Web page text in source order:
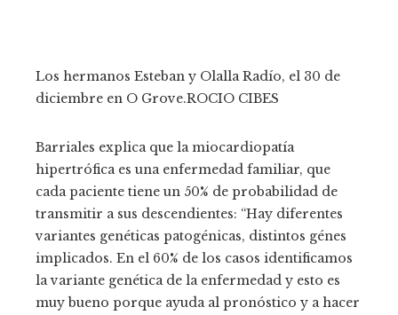
Los hermanos Esteban y Olalla Radío, el 30 de
diciembre en O Grove.ROCIO CIBES
Barriales explica que la miocardiopatía
hipertrófica es una enfermedad familiar, que
cada paciente tiene un 50% de probabilidad de
transmitir a sus descendientes: “Hay diferentes
variantes genéticas patogénicas, distintos génes
implicados. En el 60% de los casos identificamos
la variante genética de la enfermedad y esto es
muy bueno porque ayuda al pronóstico y a hacer